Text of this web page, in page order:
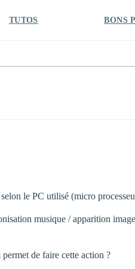
TUTOS BONS
le PC utilisé (micro
musique / apparition
de faire cette action ?